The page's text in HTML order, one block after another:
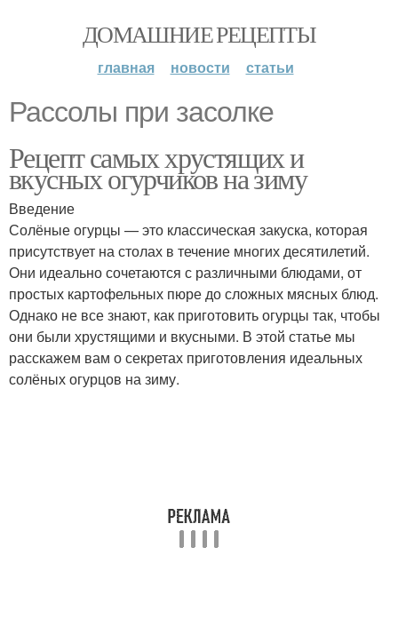
ДОМАШНИЕ РЕЦЕПТЫ
главная новости статьи
Рассолы при засолке
Рецепт самых хрустящих и
вкусных огурчиков на зиму
Введение
Солёные огурцы — это классическая закуска, которая
присутствует на столах в течение многих десятилетий.
Они идеально сочетаются с различными блюдами, от
простых картофельных пюре до сложных мясных блюд.
Однако не все знают, как приготовить огурцы так, чтобы
они были хрустящими и вкусными. В этой статье мы
расскажем вам о секретах приготовления идеальных
солёных огурцов на зиму.